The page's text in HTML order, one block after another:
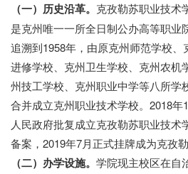
（一）历史沿革。 克孜勒苏职业技术
是克州唯一一所全日制公办高等职业
追溯到1958年，由原克州师范学校
进修学校、克州卫生学校、克州农机
州技工学校、克州职业中学等八所学
合并成立克州职业技术学校。 2018年
人民政府批复成立克孜勒苏职业技术
备案， 2019年7月正式挂牌成为克孜
（二）办学设施。 学院现主校区在自